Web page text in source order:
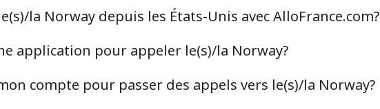
6 min pour ⁦$5⁩ -
7 min pour ⁦$5⁩
la Norway depuis les États-Unis avec AlloFrance.com?
application pour appeler le(s)/la Norway?
compte pour passer des appels vers le(s)/la Norway?